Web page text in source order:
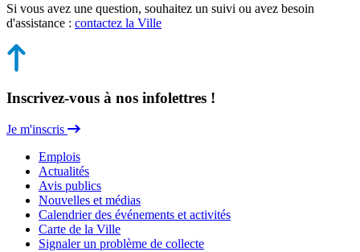
Si vous avez une question, souhaitez un suivi ou avez besoin
d'assistance : contactez la Ville
Inscrivez-vous à nos infolettres !
Je m'inscris
Emplois
Actualités
Avis publics
Nouvelles et médias
Calendrier des événements et activités
Carte de la Ville
Signaler un problème de collecte